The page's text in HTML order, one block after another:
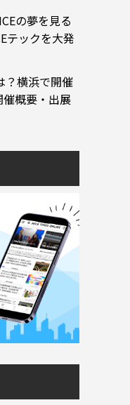
の夢を見る
テックを大発
？横浜で開催
概要・出展